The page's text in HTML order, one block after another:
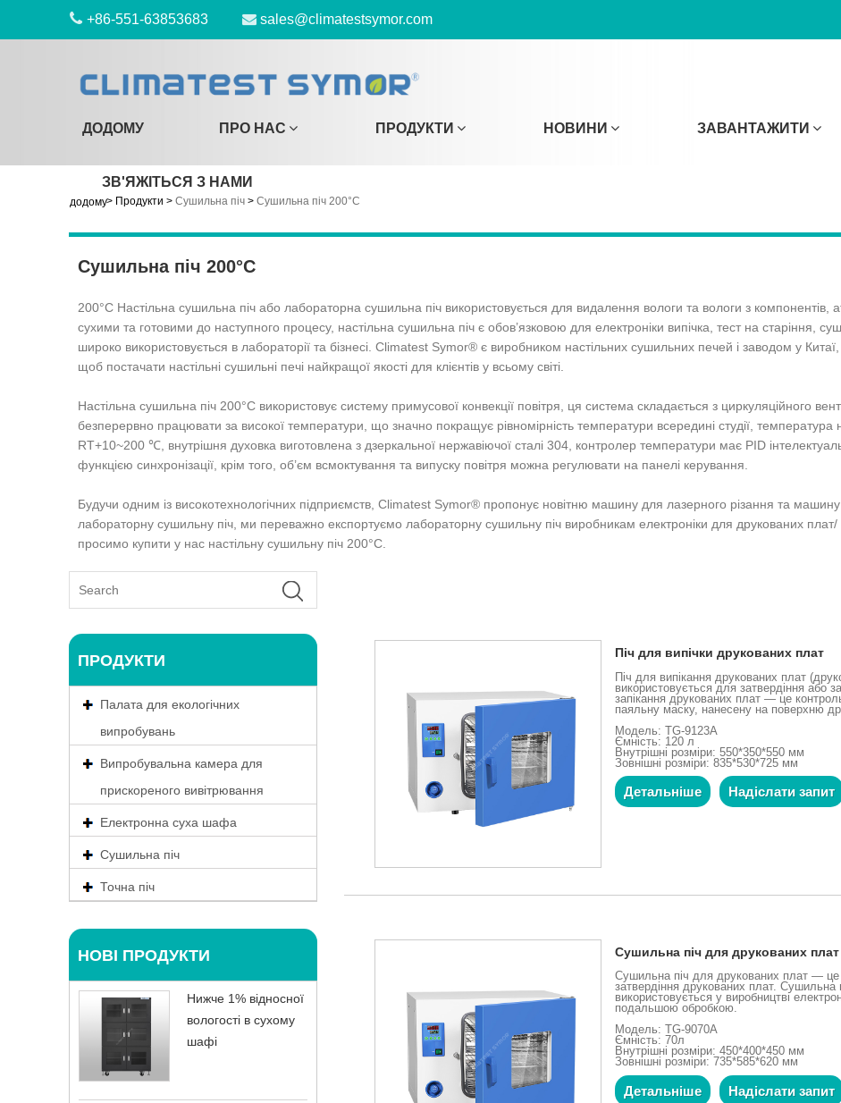
+86-551-63853683 sales@climatestsymor.com
ДОДОМУ ПРО НАС ПРОДУКТИ НОВИНИ ЗАВАНТАЖИТИ
ЗВ'ЯЖІТЬСЯ З НАМИ
додому> Продукти > Сушильна піч > Сушильна піч 200°C
Сушильна піч 200°C
200°C Настільна сушильна піч або лабораторна сушильна піч використовується для видалення вологи та вологи з компонентів,
сухими та готовими до наступного процесу, настільна сушильна піч є обов’язковою для електроніки випічка, тест на старіння,
широко використовується в лабораторії та бізнесі. Climatest Symor® є виробником настільних сушильних печей і заводом у Китаї,
щоб постачати настільні сушильні печі найкращої якості для клієнтів у всьому світі.
Настільна сушильна піч 200°C використовує систему примусової конвекції повітря, ця система складається з циркуляційного
безперервно працювати за високої температури, що значно покращує рівномірність температури всередині студії, температура
RT+10~200 ℃, внутрішня духовка виготовлена ​​з дзеркальної нержавіючої сталі 304, контролер температури має PID
функцією синхронізації, крім того, об’єм всмоктування та випуску повітря можна регулювати на панелі керування.
Будучи одним із високотехнологічних підприємств, Climatest Symor® пропонує новітню машину для лазерного різання та
лабораторну сушильну піч, ми переважно експортуємо лабораторну сушильну піч виробникам електроніки для друкованих плат/
просимо купити у нас настільну сушильну піч 200°C.
ПРОДУКТИ
Палата для екологічних
випробувань
Випробувальна камера для
прискореного вивітрювання
Електронна суха шафа
Сушильна піч
Точна піч
НОВІ ПРОДУКТИ
Нижче 1% відносної
вологості в сухому
шафі
Піч для випічки друкованих плат
Піч для випікання друкованих плат
використовується для затвердіння або
запікання друкованих плат — це
паяльну маску, нанесену на поверхню
Модель: TG-9123A
Ємність: 120 л
Внутрішні розміри: 550*350*550 мм
Зовнішні розміри: 835*530*725 мм
Детальніше Надіслати запит
Сушильна піч для друкованих плат
Сушильна піч для друкованих плат —
затвердіння друкованих плат. Сушильна
використовується у виробництві
подальшою обробкою.
Модель: TG-9070A
Ємність: 70л
Внутрішні розміри: 450*400*450 мм
Зовнішні розміри: 735*585*620 мм
Детальніше Надіслати запит